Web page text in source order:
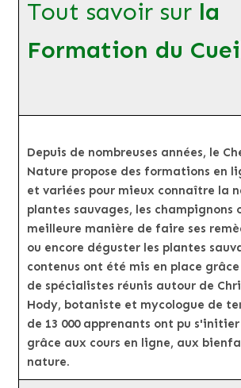
Tout savoir sur la
Formation du
Depuis de nombreuses années, le
Nature propose des formations en
et variées pour mieux connaître la
plantes sauvages, les champignons
meilleure manière de faire ses
ou encore déguster les plantes
contenus ont été mis en place
de spécialistes réunis autour de
Hody, botaniste et mycologue de
de 13 000 apprenants ont pu
grâce aux cours en ligne, aux
nature.